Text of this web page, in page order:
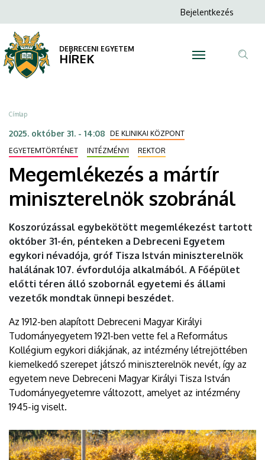
mártír
miniszterelnök
szobránál
DEBRECENI
EGYETEM
a
tartalomra
Anonim
menüje
Bejelentkezés
DEBRECENI EGYETEM
HÍREK
Morzsa
Címlap
2025. október 31. - 14:08 DE KLINIKAI KÖZPONT
EGYETEMTÖRTÉNET
INTÉZMÉNYI REKTOR
Megemlékezés a mártír
miniszterelnök szobránál
Koszorúzással egybekötött megemlékezést tartott
október 31-én, pénteken a Debreceni Egyetem
egykori névadója, gróf Tisza István miniszterelnök
halálának 107. évfordulója alkalmából. A Főépület
előtti téren álló szobornál egyetemi és állami
vezetők mondtak ünnepi beszédet.
Az 1912-ben alapított Debreceni Magyar Királyi
Tudományegyetem 1921-ben vette fel a Református
Kollégium egykori diákjának, az intézmény létrejöttében
kiemelkedő szerepet játszó miniszterelnök nevét, így az
egyetem neve Debreceni Magyar Királyi Tisza István
Tudományegyetemre változott, amelyet az intézmény
1945-ig viselt.